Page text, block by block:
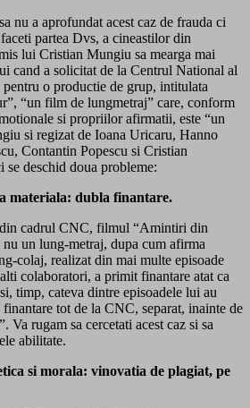
nu a aprofundat acest caz de frauda ci
partea Dvs, a cineastilor din
lui Cristian Mungiu sa mearga mai
cand a solicitat de la Centrul National al
o productie de grup, intitulata
“un film de lungmetraj” care, conform
si propriilor afirmatii, este “un
si regizat de Ioana Uricaru, Hanno
Contantin Popescu si Cristian
se deschid doua probleme:
materiala: dubla finantare.
cadrul CNC, filmul “Amintiri din
nu un lung-metraj, dupa cum afirma
colaj, realizat din mai multe episoade
colaboratori, a primit finantare atat ca
timp, cateva dintre episoadele lui au
tot de la CNC, separat, inainte de
Va rugam sa cercetati acest caz si sa
abilitate.
si morala: vinovatia de plagiat, pe